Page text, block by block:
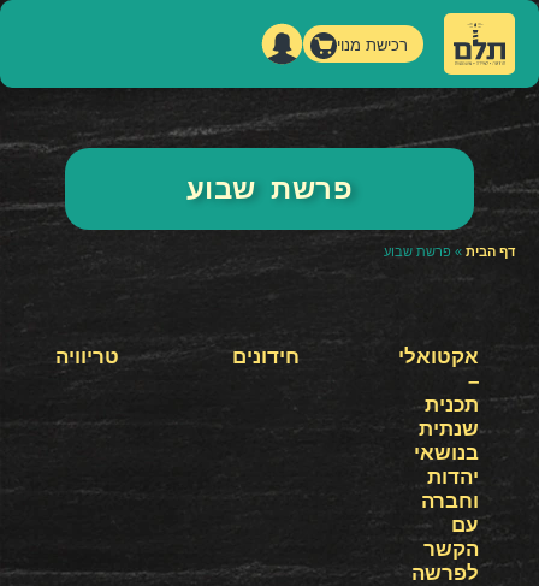
רכישת מנוי
פרשת שבוע
דף הבית » פרשת שבוע
אקטואלי
–
תכנית
שנתית
בנושאי
יהדות
וחברה
עם
הקשר
לפרשה
חידונים טריוויה